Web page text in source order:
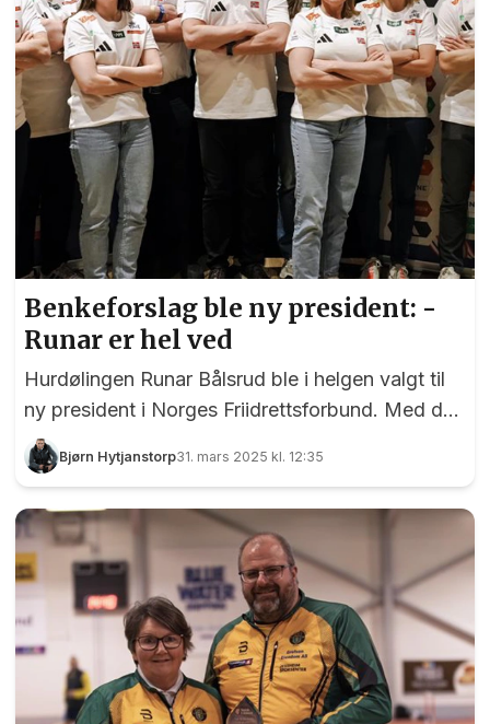
Benkeforslag ble ny president: -
Runar er hel ved
Hurdølingen Runar Bålsrud ble i helgen valgt til
ny president i Norges Friidrettsforbund. Med det
ble Runar den andre fra Hurdal som har blitt
valgt til president. Sambygdingen Børre Rognlien
Norges Idrettsforbund i 2011, og 14 år senere var
det Runar sin tur, denne gangen i friidrettens
særforbund. Men hva er greia med hurdølinger
og presidentverv?
Bjørn Hytjanstorp31. mars 2025 kl. 12:35